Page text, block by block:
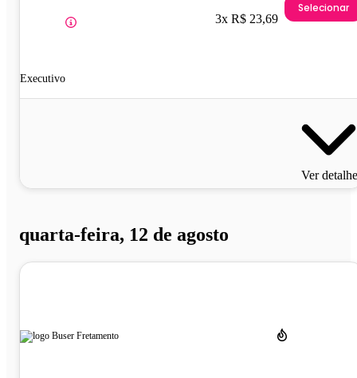
Executivo
3x R$ 23,69
Selecionar
Ver
quarta-feira, 12 de agosto